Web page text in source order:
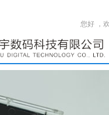
您好 ，